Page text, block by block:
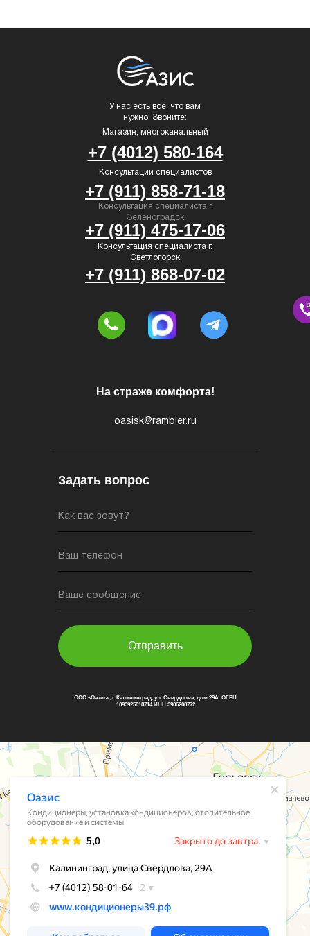
Как вас зовут?
Ваш телефон
Ваше сообщение
Отправить
oasisk@rambler.ru
У нас есть всё, что вам
нужно! Звоните:
На страже комфорта!
Магазин, многоканальный
Консультация специалиста г.
Светлогорск
Консультация специалиста г.
Зеленоградск
Консультации специалистов
+7 (911) 858-71-18
+7 (911) 475-17-06
+7 (911) 868-07-02
+7 (4012) 580-164
Задать вопрос
ООО «Оазис», г. Калининград, ул. Свердлова, дом 29А. ОГРН
1093925018714 ИНН 3906208772